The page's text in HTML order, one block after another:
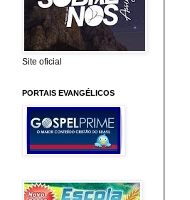
Site oficial
PORTAIS EVANGÉLICOS